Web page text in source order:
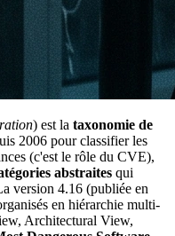
) est la taxonomie de
2006 pour classifier les
(c'est le rôle du CVE),
abstraites qui
version 4.16 (publiée en
en hiérarchie multi-
Architectural View,